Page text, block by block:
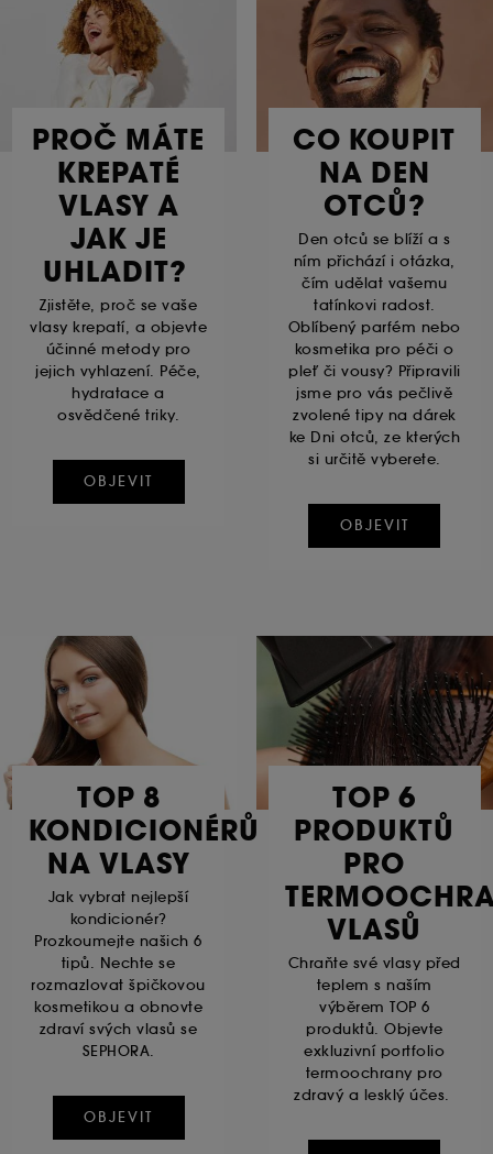
PROČ MÁTE
KREPATÉ
VLASY A
JAK JE
UHLADIT?
Zjistěte, proč se vaše
vlasy krepatí, a objevte
účinné metody pro
jejich vyhlazení. Péče,
hydratace a
osvědčené triky.
OBJEVIT
CO KOUPIT
NA DEN
OTCŮ?
Den otců se blíží a s
ním přichází i otázka,
čím udělat vašemu
tatínkovi radost.
Oblíbený parfém nebo
kosmetika pro péči o
pleť či vousy? Připravili
jsme pro vás pečlivě
zvolené tipy na dárek
ke Dni otců, ze kterých
si určitě vyberete.
OBJEVIT
TOP 8
KONDICIONÉRŮ
NA VLASY
Jak vybrat nejlepší
kondicionér?
Prozkoumejte našich 6
tipů. Nechte se
rozmazlovat špičkovou
kosmetikou a obnovte
zdraví svých vlasů se
SEPHORA.
OBJEVIT
TOP 6
PRODUKTŮ
PRO
VLASŮ
Chraňte své vlasy před
teplem s naším
výběrem TOP 6
produktů. Objevte
exkluzivní portfolio
termoochrany pro
zdravý a lesklý účes.